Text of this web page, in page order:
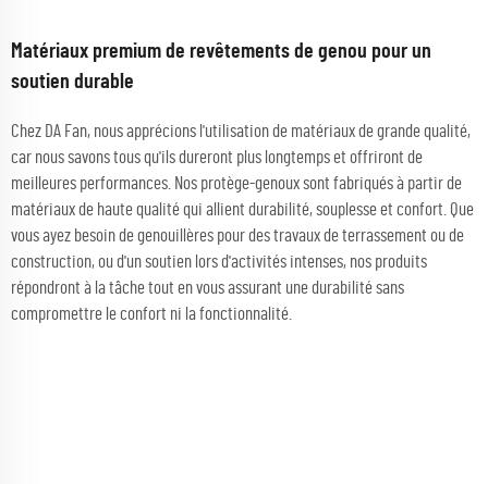
Matériaux premium de revêtements de genou pour un
soutien durable
Chez DA Fan, nous apprécions l'utilisation de matériaux de grande qualité,
car nous savons tous qu'ils dureront plus longtemps et offriront de
meilleures performances. Nos protège-genoux sont fabriqués à partir de
matériaux de haute qualité qui allient durabilité, souplesse et confort. Que
vous ayez besoin de genouillères pour des travaux de terrassement ou de
construction, ou d'un soutien lors d'activités intenses, nos produits
répondront à la tâche tout en vous assurant une durabilité sans
compromettre le confort ni la fonctionnalité.